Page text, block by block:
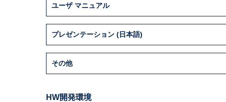
ユーザ マニュアル
プレゼンテーション (日本語)
その他
HW開発環境